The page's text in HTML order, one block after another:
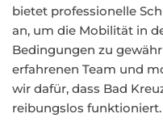
bietet professionelle
an, um die Mobilität in
Bedingungen zu
erfahrenen Team und
wir dafür, dass Bad
reibungslos funktioniert.